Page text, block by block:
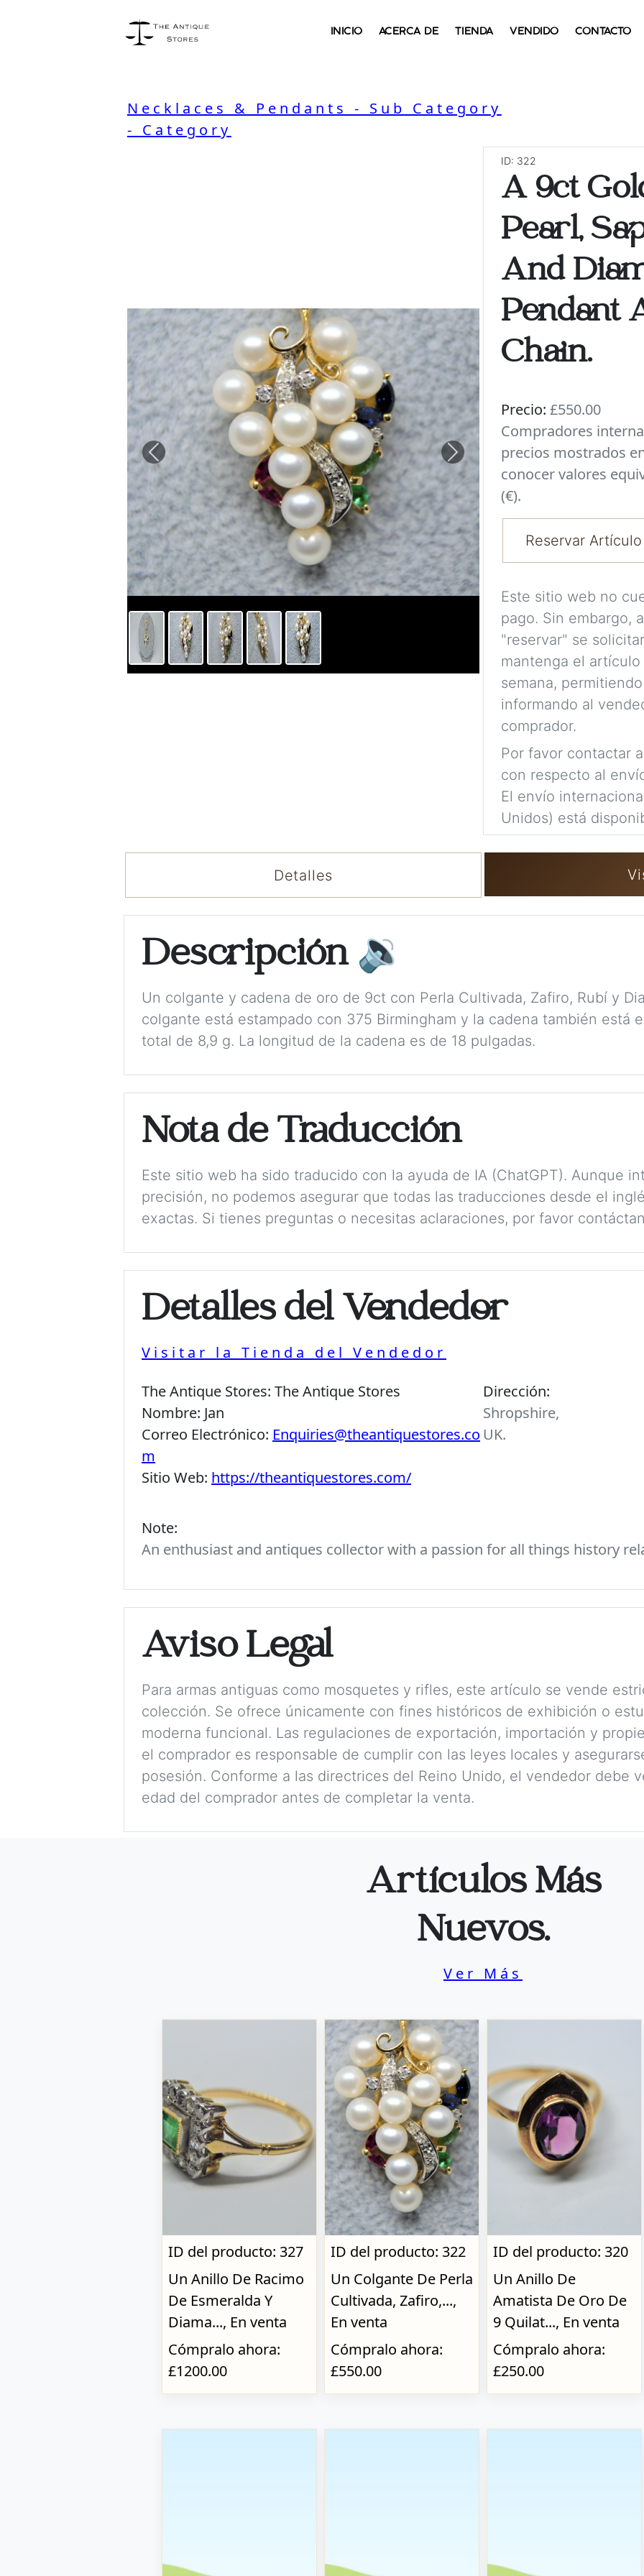
INICIO ACERCA DE TIENDA VENDIDO CONTACTO
Necklaces & Pendants - Sub Category
- Category
Previous Next
ID: 322
A 9ct
Pearl,
And
Pendant
Chain.
Precio: £550.00
Compradores
precios mostrados
conocer valores
(€).
Reservar Artículo
Este sitio web no
pago. Sin embargo,
"reservar" se
mantenga el
semana,
informando al
comprador.
Por favor contactar
con respecto al
El envío
Unidos) está
Detalles
Descripción 🔉
Un colgante y cadena de oro de 9ct con Perla Cultivada, Zafiro, Rubí y
colgante está estampado con 375 Birmingham y la cadena también está
total de 8,9 g. La longitud de la cadena es de 18 pulgadas.
Nota de Traducción
Este sitio web ha sido traducido con la ayuda de IA (ChatGPT). Aunque
precisión, no podemos asegurar que todas las traducciones desde el
exactas. Si tienes preguntas o necesitas aclaraciones, por favor
Detalles del Vendedor
Visitar la Tienda del Vendedor
The Antique Stores: The Antique Stores
Nombre: Jan
Correo Electrónico: Enquiries@theantiquestores.co
m
Sitio Web: https://theantiquestores.com/
Dirección:
Shropshire,
UK.
Note:
An enthusiast and antiques collector with a passion for all things history
Aviso Legal
Para armas antiguas como mosquetes y rifles, este artículo se vende
colección. Se ofrece únicamente con fines históricos de exhibición o
moderna funcional. Las regulaciones de exportación, importación y
el comprador es responsable de cumplir con las leyes locales y
posesión. Conforme a las directrices del Reino Unido, el vendedor debe
edad del comprador antes de completar la venta.
Artículos Más
Nuevos.
Ver Más
ID del producto: 327
Un Anillo De Racimo
De Esmeralda Y
Diama..., En venta
Cómpralo ahora:
£1200.00
ID del producto: 322
Un Colgante De Perla
Cultivada, Zafiro,...,
En venta
Cómpralo ahora:
£550.00
ID del producto: 320
Un Anillo De
Amatista De Oro De
9 Quilat..., En venta
Cómpralo ahora:
£250.00